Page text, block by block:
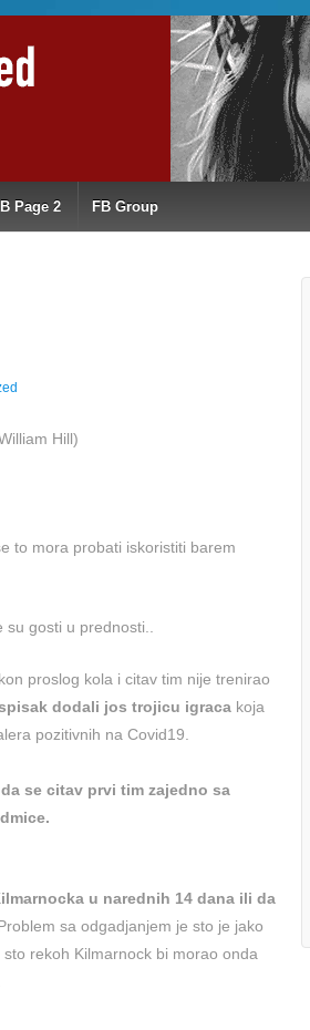
Page 2 FB Group
Hill)
to mora probati iskoristiti barem
gosti u prednosti..
proslog kola i citav tim nije trenirao
dodali jos trojicu igraca koja
pozitivnih na Covid19.
se citav prvi tim zajedno sa
u narednih 14 dana ili da
sa odgadjanjem je sto je jako
rekoh Kilmarnock bi morao onda